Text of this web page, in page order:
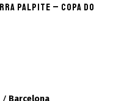
palpite – Copa do
Barcelona